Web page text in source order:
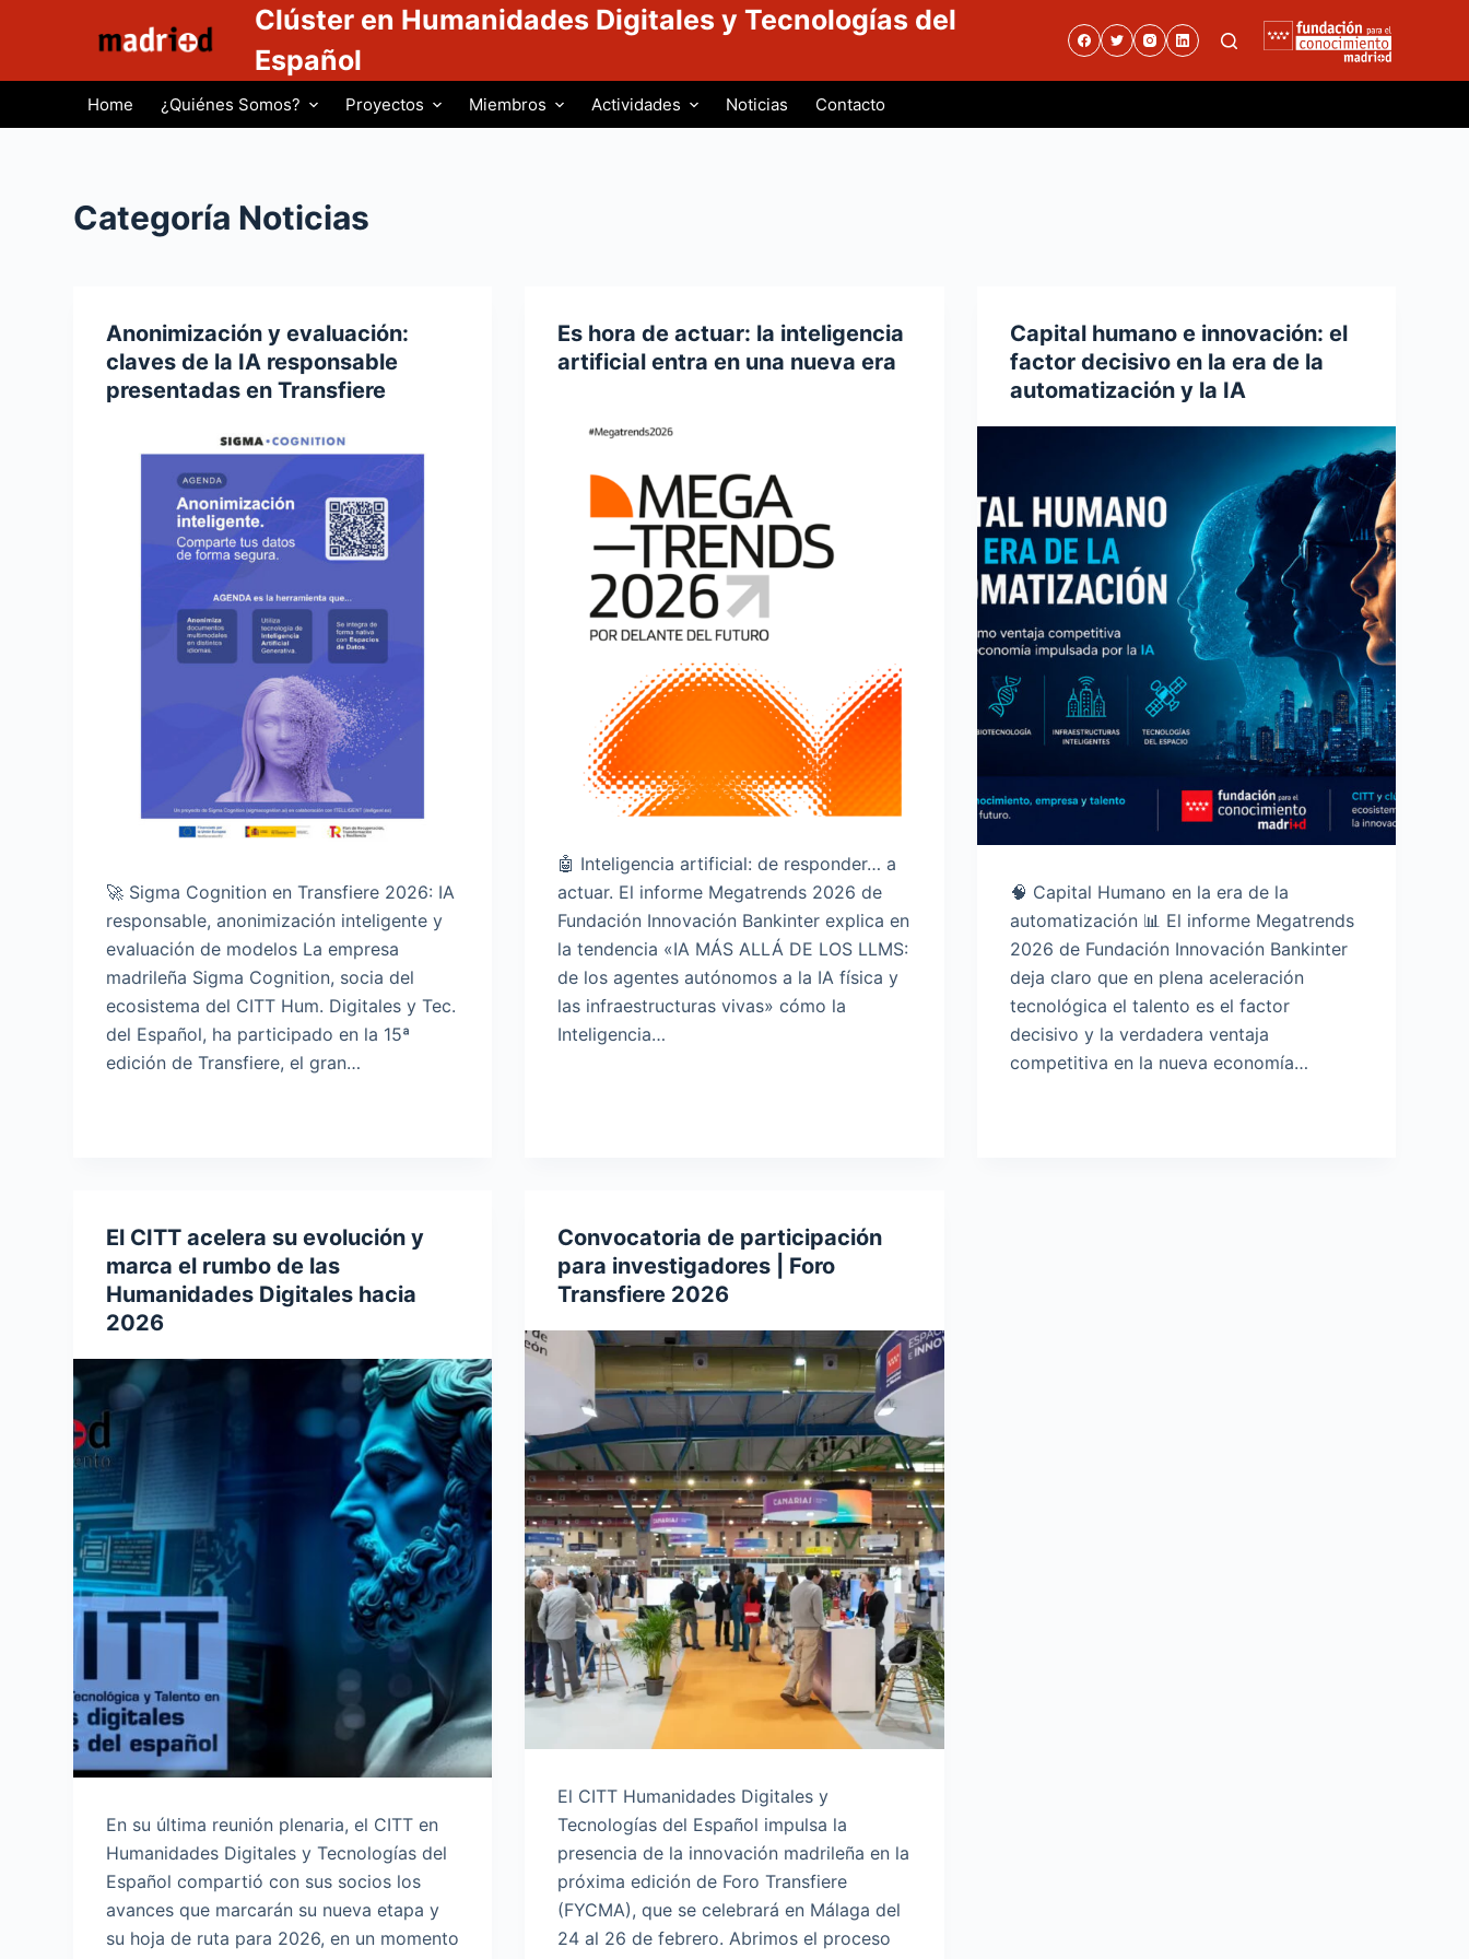
l
Clúster en Humanidades Digitales y Tecnologías del
Español
Home ¿Quiénes Somos? Proyectos Miembros Actividades Noticias Contacto
Categoría Noticias
Anonimización y evaluación:
claves de la IA responsable
presentadas en Transfiere
🚀 Sigma Cognition en Transfiere 2026: IA
responsable, anonimización inteligente y
evaluación de modelos La empresa
madrileña Sigma Cognition, socia del
ecosistema del CITT Hum. Digitales y Tec.
del Español, ha participado en la 15ª
edición de Transfiere, el gran…
Es hora de actuar: la inteligencia
artificial entra en una nueva era
🤖 Inteligencia artificial: de responder… a
actuar. El informe Megatrends 2026 de
Fundación Innovación Bankinter explica en
la tendencia «IA MÁS ALLÁ DE LOS LLMS:
de los agentes autónomos a la IA física y
las infraestructuras vivas» cómo la
Inteligencia…
Capital humano e innovación: el
factor decisivo en la era de la
automatización y la IA
🧠 Capital Humano en la era de la
automatización 📊 El informe Megatrends
2026 de Fundación Innovación Bankinter
deja claro que en plena aceleración
tecnológica el talento es el factor
decisivo y la verdadera ventaja
competitiva en la nueva economía…
El CITT acelera su evolución y
marca el rumbo de las
Humanidades Digitales hacia
2026
En su última reunión plenaria, el CITT en
Humanidades Digitales y Tecnologías del
Español compartió con sus socios los
avances que marcarán su nueva etapa y
su hoja de ruta para 2026, en un momento
Convocatoria de participación
para investigadores | Foro
Transfiere 2026
El CITT Humanidades Digitales y
Tecnologías del Español impulsa la
presencia de la innovación madrileña en la
próxima edición de Foro Transfiere
(FYCMA), que se celebrará en Málaga del
24 al 26 de febrero. Abrimos el proceso